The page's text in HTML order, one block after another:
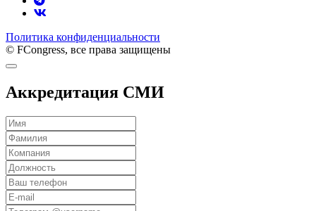
Политика конфиденциальности
© FCongress, все права защищены
Аккредитация СМИ